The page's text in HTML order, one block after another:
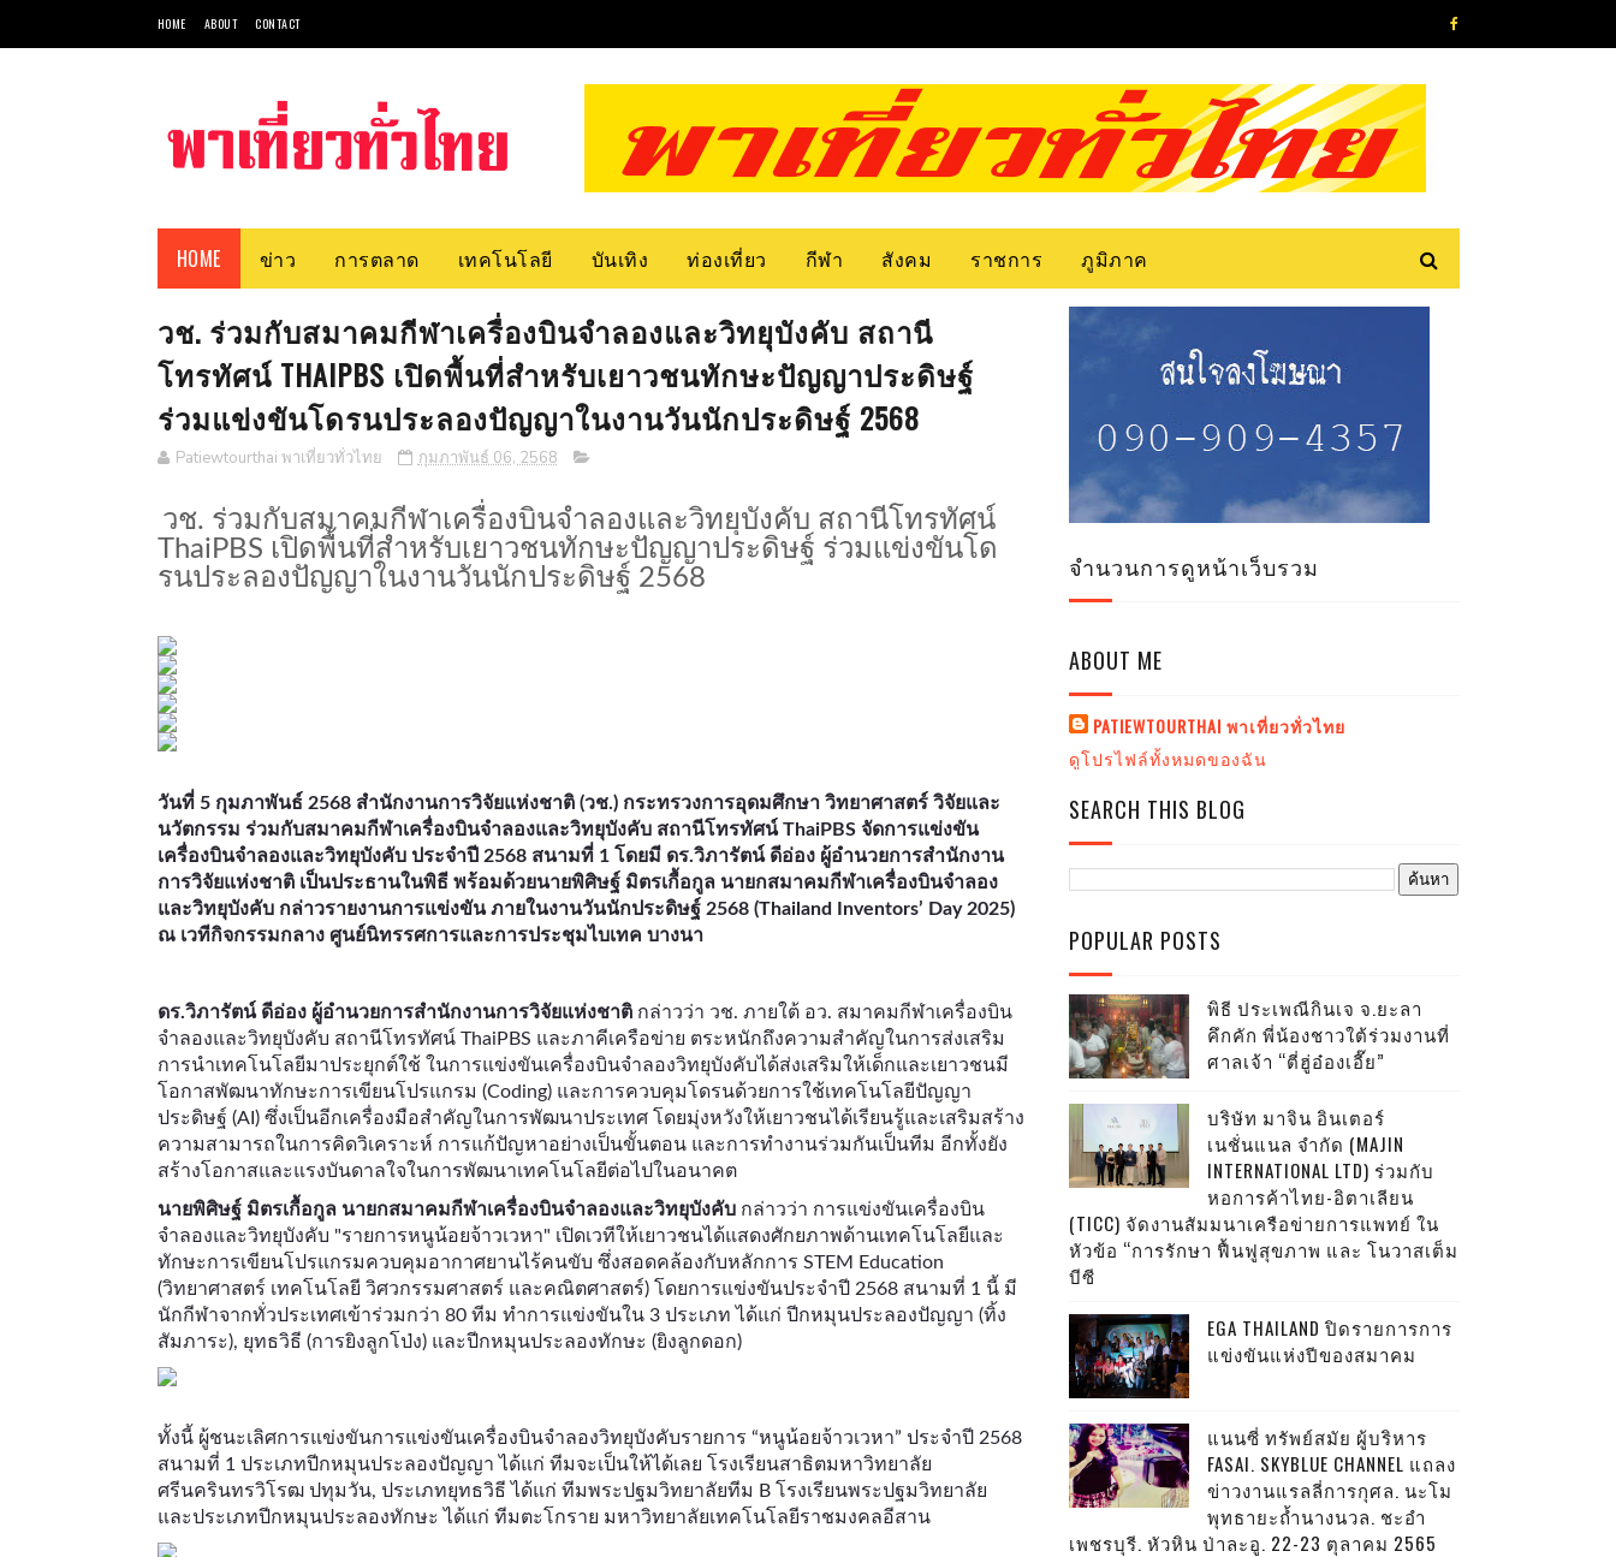
HOME ABOUT CONTACT
HOME ข่าว การตลาด เทคโนโลยี บันเทิง ท่องเที่ยว กีฬา สังคม ราชการ ภูมิภาค
วช. ร่วมกับสมาคมกีฬาเครื่องบินจำลองและวิทยุบังคับ สถานี
โทรทัศน์ THAIPBS เปิดพื้นที่สำหรับเยาวชนทักษะปัญญาประดิษฐ์
ร่วมแข่งขันโดรนประลองปัญญาในงานวันนักประดิษฐ์ 2568
Patiewtourthai พาเที่ยวทั่วไทย กุมภาพันธ์ 06, 2568
วช. ร่วมกับสมาคมกีฬาเครื่องบินจำลองและวิทยุบังคับ สถานีโทรทัศน์
ThaiPBS เปิดพื้นที่สำหรับเยาวชนทักษะปัญญาประดิษฐ์ ร่วมแข่งขันโด
รนประลองปัญญาในงานวันนักประดิษฐ์ 2568
วันที่ 5 กุมภาพันธ์ 2568 สำนักงานการวิจัยแห่งชาติ (วช.) กระทรวงการอุดมศึกษา วิทยาศาสตร์ วิจัยและ
นวัตกรรม ร่วมกับสมาคมกีฬาเครื่องบินจำลองและวิทยุบังคับ สถานีโทรทัศน์ ThaiPBS จัดการแข่งขัน
เครื่องบินจำลองและวิทยุบังคับ ประจำปี 2568 สนามที่ 1 โดยมี ดร.วิภารัตน์ ดีอ่อง ผู้อำนวยการสำนักงาน
การวิจัยแห่งชาติ เป็นประธานในพิธี พร้อมด้วยนายพิศิษฐ์ มิตรเกื้อกูล นายกสมาคมกีฬาเครื่องบินจำลอง
และวิทยุบังคับ กล่าวรายงานการแข่งขัน ภายในงานวันนักประดิษฐ์ 2568 (Thailand Inventors’ Day 2025)
ณ เวทีกิจกรรมกลาง ศูนย์นิทรรศการและการประชุมไบเทค บางนา
ดร.วิภารัตน์ ดีอ่อง ผู้อำนวยการสำนักงานการวิจัยแห่งชาติ กล่าวว่า วช. ภายใต้ อว. สมาคมกีฬาเครื่องบิน
จำลองและวิทยุบังคับ สถานีโทรทัศน์ ThaiPBS และภาคีเครือข่าย ตระหนักถึงความสำคัญในการส่งเสริม
การนำเทคโนโลยีมาประยุกต์ใช้ ในการแข่งขันเครื่องบินจำลองวิทยุบังคับได้ส่งเสริมให้เด็กและเยาวชนมี
โอกาสพัฒนาทักษะการเขียนโปรแกรม (Coding) และการควบคุมโดรนด้วยการใช้เทคโนโลยีปัญญา
ประดิษฐ์ (AI) ซึ่งเป็นอีกเครื่องมือสำคัญในการพัฒนาประเทศ โดยมุ่งหวังให้เยาวชนได้เรียนรู้และเสริมสร้าง
ความสามารถในการคิดวิเคราะห์ การแก้ปัญหาอย่างเป็นขั้นตอน และการทำงานร่วมกันเป็นทีม อีกทั้งยัง
สร้างโอกาสและแรงบันดาลใจในการพัฒนาเทคโนโลยีต่อไปในอนาคต
นายพิศิษฐ์ มิตรเกื้อกูล นายกสมาคมกีฬาเครื่องบินจำลองและวิทยุบังคับกล่าวว่า การแข่งขันเครื่องบิน
จำลองและวิทยุบังคับ "รายการหนูน้อยจ้าวเวหา" เปิดเวทีให้เยาวชนได้แสดงศักยภาพด้านเทคโนโลยีและ
ทักษะการเขียนโปรแกรมควบคุมอากาศยานไร้คนขับ ซึ่งสอดคล้องกับหลักการ STEM Education
(วิทยาศาสตร์ เทคโนโลยี วิศวกรรมศาสตร์ และคณิตศาสตร์) โดยการแข่งขันประจำปี 2568 สนามที่ 1 นี้ มี
นักกีฬาจากทั่วประเทศเข้าร่วมกว่า 80 ทีม ทำการแข่งขันใน 3 ประเภท ได้แก่ ปีกหมุนประลองปัญญา (ทิ้ง
สัมภาระ), ยุทธวิธี (การยิงลูกโป่ง) และปีกหมุนประลองทักษะ (ยิงลูกดอก)
ทั้งนี้ ผู้ชนะเลิศการแข่งขันการแข่งขันเครื่องบินจำลองวิทยุบังคับรายการ “หนูน้อยจ้าวเวหา” ประจำปี 2568
สนามที่ 1 ประเภทปีกหมุนประลองปัญญา ได้แก่ ทีมจะเป็นให้ได้เลย โรงเรียนสาธิตมหาวิทยาลัย
ศรีนครินทรวิโรฒ ปทุมวัน, ประเภทยุทธวิธี ได้แก่ ทีมพระปฐมวิทยาลัยทีม B โรงเรียนพระปฐมวิทยาลัย
และประเภทปีกหมุนประลองทักษะ ได้แก่ ทีมตะโกราย มหาวิทยาลัยเทคโนโลยีราชมงคลอีสาน
จำนวนการดูหน้าเว็บรวม
ABOUT ME
PATIEWTOURTHAI พาเที่ยวทั่วไทย
ดูโปรไฟล์ทั้งหมดของฉัน
SEARCH THIS BLOG
POPULAR POSTS
พิธี ประเพณีกินเจ จ.ยะลา
คึกคัก พี่น้องชาวใต้ร่วมงานที่
ศาลเจ้า “ตี่ฮู่อ๋องเอี๊ย”
บริษัท มาจิน อินเตอร์
เนชั่นแนล จำกัด (MAJIN
INTERNATIONAL LTD) ร่วมกับ
หอการค้าไทย-อิตาเลียน
(TICC) จัดงานสัมมนาเครือข่ายการแพทย์ ใน
หัวข้อ “การรักษา ฟื้นฟูสุขภาพ และ โนวาสเต็ม
บีซี
EGA THAILAND ปิดรายการการ
แข่งขันแห่งปีของสมาคม
แนนซี่ ทรัพย์สมัย ผู้บริหาร
FASAI. SKYBLUE CHANNEL แถลง
ข่าวงานแรลลี่การกุศล. นะโม
พุทธายะถ้ำนางนวล. ชะอำ
เพชรบุรี. หัวหิน ป่าละอู. 22-23 ตุลาคม 2565